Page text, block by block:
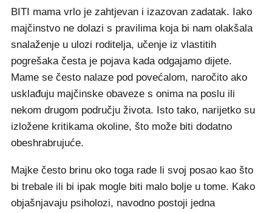
BITI mama vrlo je zahtjevan i izazovan zadatak. Iako
majčinstvo ne dolazi s pravilima koja bi nam olakšala
snalaženje u ulozi roditelja, učenje iz vlastitih
pogrešaka česta je pojava kada odgajamo dijete.
Mame se često nalaze pod povećalom, naročito ako
usklađuju majčinske obaveze s onima na poslu ili
nekom drugom području života. Isto tako, narijetko su
izložene kritikama okoline, što može biti dodatno
obeshrabrujuće.
Majke često brinu oko toga rade li svoj posao kao što
bi trebale ili bi ipak mogle biti malo bolje u tome. Kako
objašnjavaju psiholozi, navodno postoji jedna